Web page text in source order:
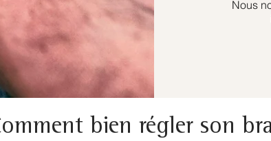
Nous
bien régler son